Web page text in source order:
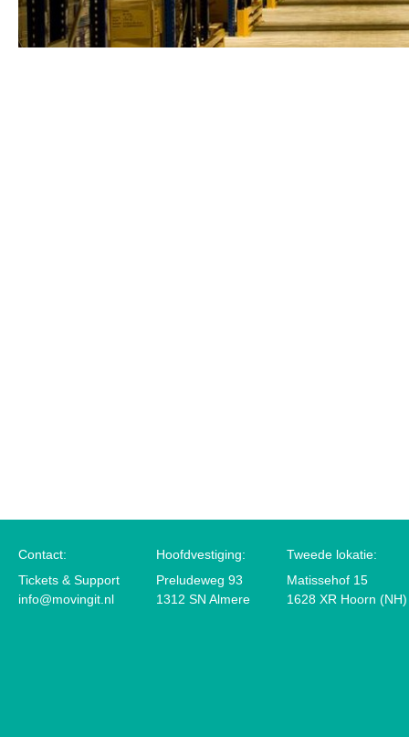
Contact:
Tickets & Support
info@movingit.nl
Hoofdvestiging:
Preludeweg 93
1312 SN Almere
Tweede lokatie:
Matissehof 15
1628 XR Hoorn (NH)